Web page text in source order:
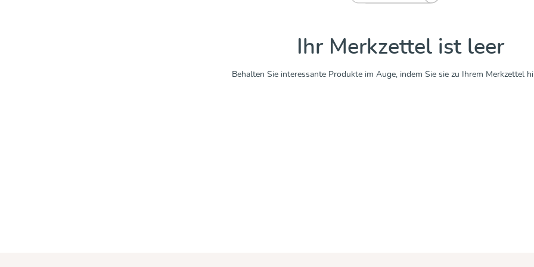
Ihr Merkzettel ist leer
Behalten Sie interessante Produkte im Auge, indem Sie sie zu Ihrem Merkzettel